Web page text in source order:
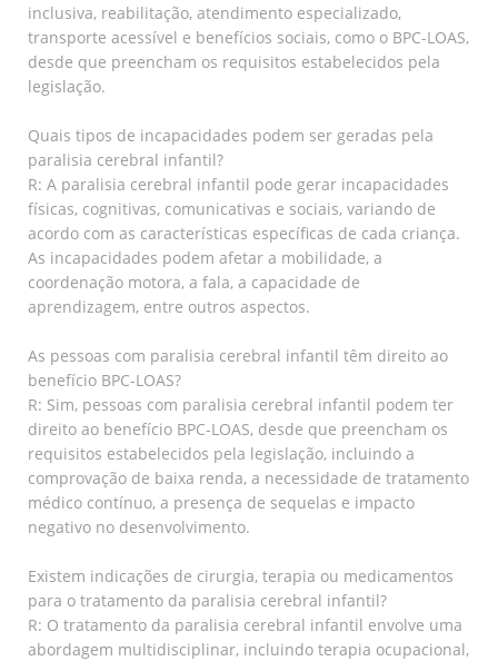
inclusiva, reabilitação, atendimento especializado,
transporte acessível e benefícios sociais, como o BPC-LOAS,
desde que preencham os requisitos estabelecidos pela
legislação.
Quais tipos de incapacidades podem ser geradas pela
paralisia cerebral infantil?
R: A paralisia cerebral infantil pode gerar incapacidades
físicas, cognitivas, comunicativas e sociais, variando de
acordo com as características específicas de cada criança.
As incapacidades podem afetar a mobilidade, a
coordenação motora, a fala, a capacidade de
aprendizagem, entre outros aspectos.
As pessoas com paralisia cerebral infantil têm direito ao
benefício BPC-LOAS?
R: Sim, pessoas com paralisia cerebral infantil podem ter
direito ao benefício BPC-LOAS, desde que preencham os
requisitos estabelecidos pela legislação, incluindo a
comprovação de baixa renda, a necessidade de tratamento
médico contínuo, a presença de sequelas e impacto
negativo no desenvolvimento.
Existem indicações de cirurgia, terapia ou medicamentos
para o tratamento da paralisia cerebral infantil?
R: O tratamento da paralisia cerebral infantil envolve uma
abordagem multidisciplinar, incluindo terapia ocupacional,